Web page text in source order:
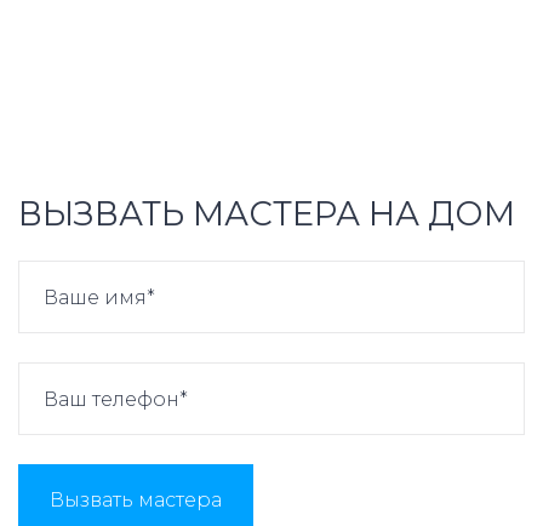
ВЫЗВАТЬ МАСТЕРА НА ДОМ
Вызвать мастера